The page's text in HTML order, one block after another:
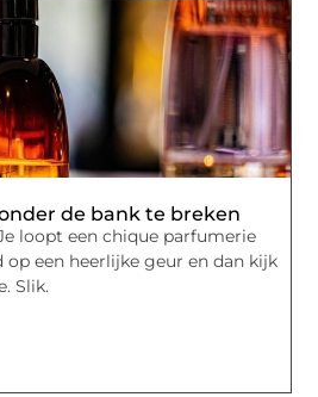
de bank te breken
loopt een chique parfumerie
een heerlijke geur en dan kijk
Slik.